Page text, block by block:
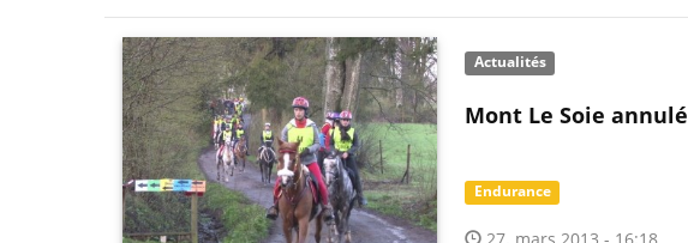
Actualités
Mont Le Soie annulé
Endurance